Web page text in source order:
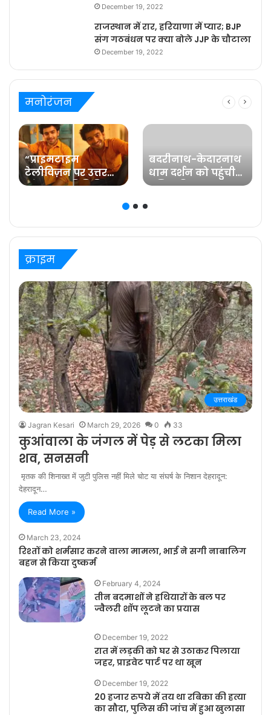
December 19, 2022
राजस्थान में रार, हरियाणा में प्यार; BJP
संग गठबंधन पर क्या बोले JJP के चौटाला
December 19, 2022
मनोरंजन
“प्राइमटाइम
टेलीविज़न पर उत्तर
प्रदेश का प्रतिनिधित्व
प्रविष्ट मिश्रा, कलर्स के
‘बरेली के बच्चन’ में
बदरीनाथ-केदारनाथ
धाम दर्शन को पहुंची
प्रसिद्ध फिल्म
क्राइम
उत्तराखंड
Jagran Kesari March 29, 2026 0 33
कुआंवाला के जंगल में पेड़ से लटका मिला
शव, सनसनी
मृतक की शिनाख्त में जुटी पुलिस नहीं मिले चोट या संघर्ष के निशान देहरादून:
देहरादून…
Read More »
March 23, 2024
रिश्तों को शर्मसार करने वाला मामला, भाई ने सगी नाबालिग
बहन से किया दुष्कर्म
February 4, 2024
तीन बदमाशों ने हथियारों के बल पर
ज्वैलरी शॉप लूटने का प्रयास
December 19, 2022
रात में लड़की को घर से उठाकर पिलाया
जहर, प्राइवेट पार्ट पर था खून
December 19, 2022
20 हजार रुपये में तय था रबिका की हत्या
का सौदा, पुलिस की जांच में हुआ खुलासा